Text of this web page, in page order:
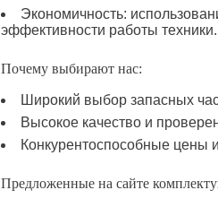
Экономичность:
эффективности работы техники.
Почему выбирают нас:
Широкий выбор запасных
Высокое качество и
Конкурентоспособные цены
Предложенные на сайте